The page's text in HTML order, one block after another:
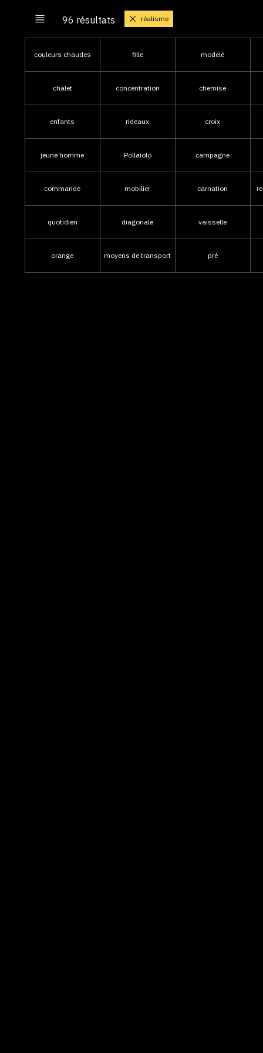
96 résultats réalisme
couleurs chaudes fille modelé
chalet concentration chemise
enfants rideaux croix
jeune homme Pollaiolo campagne
commande mobilier carnation
quotidien diagonale vaisselle
orange moyens de transport pré